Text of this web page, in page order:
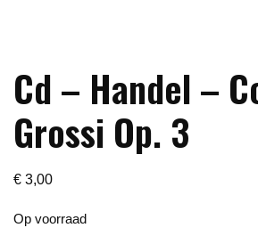
Cd – Handel –
Grossi Op. 3
€ 3,00
Op voorraad